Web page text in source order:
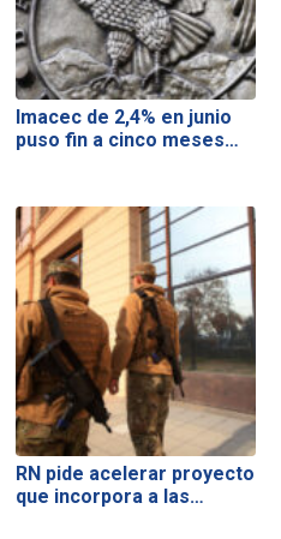
Imacec de 2,4% en junio
puso fin a cinco meses…
RN pide acelerar proyecto
que incorpora a las…